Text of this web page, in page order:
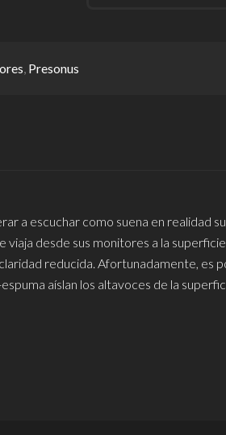
, Presonus
a escuchar como suena en realidad
desde sus monitores a la
reducida. Afortunadamente, es
aíslan los altavoces de la